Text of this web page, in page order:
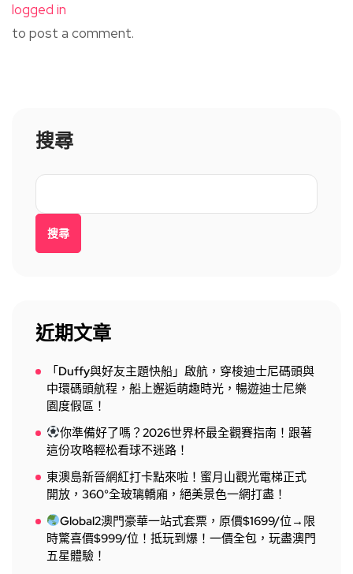
logged in
to post a comment.
搜尋
搜尋
近期文章
「Duffy與好友主題快船」啟航，穿梭迪士尼碼頭與
中環碼頭航程，船上邂逅萌趣時光，暢遊迪士尼樂
園度假區！
你準備好了嗎？2026世界杯最全觀賽指南！跟著
這份攻略輕松看球不迷路！
東澳島新晉網紅打卡點來啦！蜜月山觀光電梯正式
開放，360°全玻璃轎廂，絕美景色一網打盡！
Global2澳門豪華一站式套票，原價$1699/位→限
時驚喜價$999/位！抵玩到爆！一價全包，玩盡澳門
五星體驗！